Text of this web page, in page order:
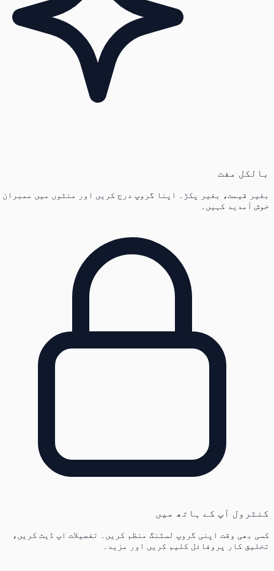
بالکل مفت
بغیر قیمت، بغیر پکڑ۔ اپنا گروپ درج کریں اور منٹوں میں ممبران
خوش آمدید کہیں۔
کنٹرول آپ کے ہاتھ میں
کسی بھی وقت اپنی گروپ لسٹنگ منظم کریں۔ تفصیلات اپ ڈیٹ کریں،
تخلیق کار پروفائل کلیم کریں اور مزید۔